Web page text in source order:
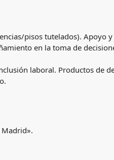
pisos tutelados). Apoyo y
en la toma de
laboral. Productos de